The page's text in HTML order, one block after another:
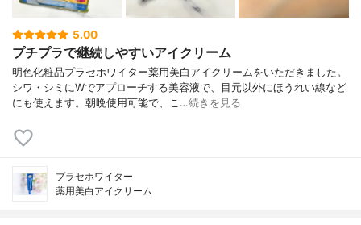
5.00
プチプラで継続しやすいアイクリーム
明色化粧品プラセホワイター薬用美白アイクリームをいただきました。
シワ・シミにWでアプローチする美容液で、目元以外にほうれい線など
にも使えます。朝晩使用可能で、こ…続きを見る
プラセホワイター
薬用美白アイクリーム